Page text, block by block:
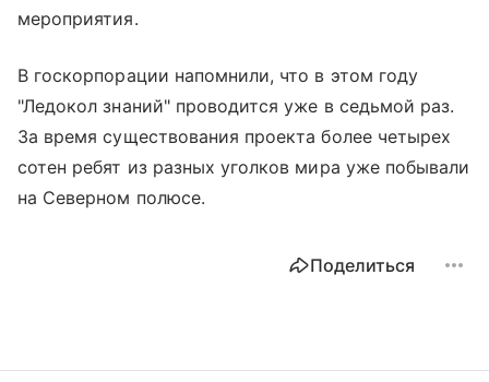
мероприятия.
В госкорпорации напомнили, что в этом году
"Ледокол знаний" проводится уже в седьмой раз.
За время существования проекта более четырех
сотен ребят из разных уголков мира уже побывали
на Северном полюсе.
Поделиться